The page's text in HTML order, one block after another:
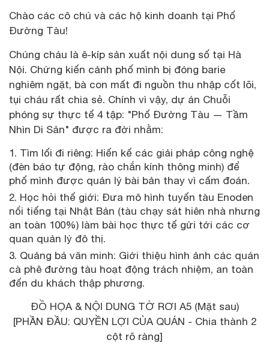
Chào các cô chú và các hộ kinh doanh tại Phố
Đường Tàu!
Chúng cháu là ê-kíp sản xuất nội dung số tại Hà
Nội. Chứng kiến cảnh phố mình bị đóng barie
nghiêm ngặt, bà con mất đi nguồn thu nhập cốt lõi,
tụi cháu rất chia sẻ. Chính vì vậy, dự án Chuỗi
phóng sự thực tế 4 tập: "Phố Đường Tàu — Tầm
Nhìn Di Sản" được ra đời nhằm:
Tìm lối đi riêng: Hiến kế các giải pháp công nghệ
(đèn báo tự động, rào chắn kính thông minh) để
phố mình được quản lý bài bản thay vì cấm đoán.
Học hỏi thế giới: Đưa mô hình tuyến tàu Enoden
nổi tiếng tại Nhật Bản (tàu chạy sát hiên nhà nhưng
an toàn 100%) làm bài học thực tế gửi tới các cơ
quan quản lý đô thị.
Quảng bá văn minh: Giới thiệu hình ảnh các quán
cà phê đường tàu hoạt động trách nhiệm, an toàn
đến du khách thập phương.
ĐỒ HỌA & NỘI DUNG TỜ RƠI A5 (Mặt sau)
[PHẦN ĐẦU: QUYỀN LỢI CỦA QUÁN - Chia thành 2
cột rõ ràng]